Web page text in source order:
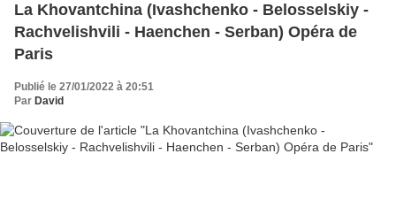
La Khovantchina (Ivashchenko - Belosselskiy -
Rachvelishvili - Haenchen - Serban) Opéra de
Paris
Publié le 27/01/2022 à 20:51
Par David